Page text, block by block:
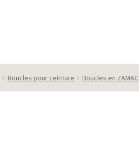
Boucles pour ceinture Boucles en ZAMAC